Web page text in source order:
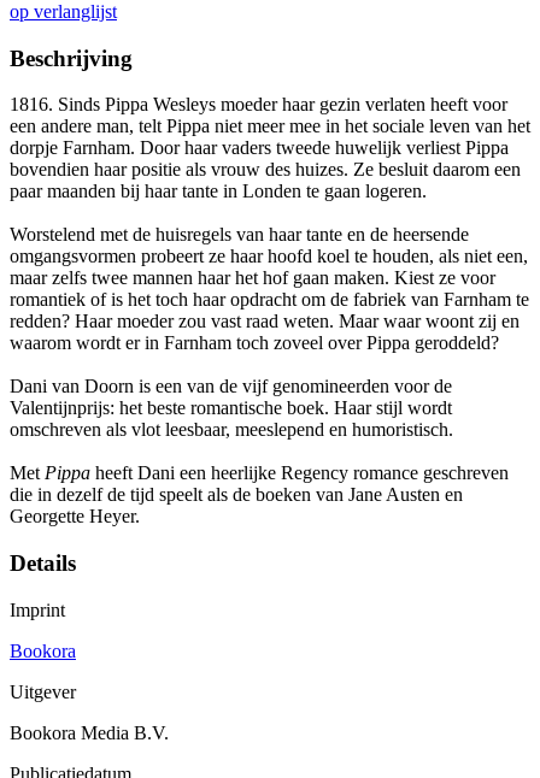
op verlanglijst
Beschrijving
1816. Sinds Pippa Wesleys moeder haar gezin verlaten heeft voor
een andere man, telt Pippa niet meer mee in het sociale leven van het
dorpje Farnham. Door haar vaders tweede huwelijk verliest Pippa
bovendien haar positie als vrouw des huizes. Ze besluit daarom een
paar maanden bij haar tante in Londen te gaan logeren.
Worstelend met de huisregels van haar tante en de heersende
omgangsvormen probeert ze haar hoofd koel te houden, als niet een,
maar zelfs twee mannen haar het hof gaan maken. Kiest ze voor
romantiek of is het toch haar opdracht om de fabriek van Farnham te
redden? Haar moeder zou vast raad weten. Maar waar woont zij en
waarom wordt er in Farnham toch zoveel over Pippa geroddeld?
Dani van Doorn is een van de vijf genomineerden voor de
Valentijnprijs: het beste romantische boek. Haar stijl wordt
omschreven als vlot leesbaar, meeslepend en humoristisch.
MetPippa heeft Dani een heerlijke Regency romance geschreven
die in dezelf de tijd speelt als de boeken van Jane Austen en
Georgette Heyer.
Details
Imprint
Bookora
Uitgever
Bookora Media B.V.
Publicatiedatum